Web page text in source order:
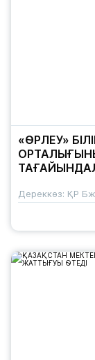
«ӨРЛЕУ»
Дереккөз: ҚР